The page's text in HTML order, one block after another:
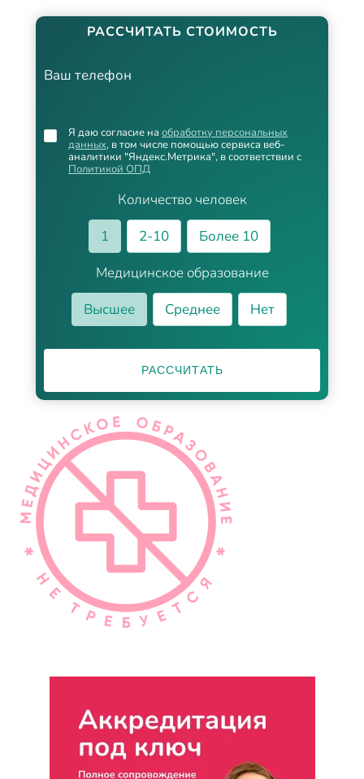
РАССЧИТАТЬ СТОИМОСТЬ
Ваш телефон
Количество человек
1
2-10
Более 10
Медицинское образование
Высшее
Среднее Нет
Я даю согласие на обработку персональных
данных, в том числе помощью сервиса веб-
аналитики "Яндекс.Метрика", в соответствии с
Политикой ОПД
РАССЧИТАТЬ